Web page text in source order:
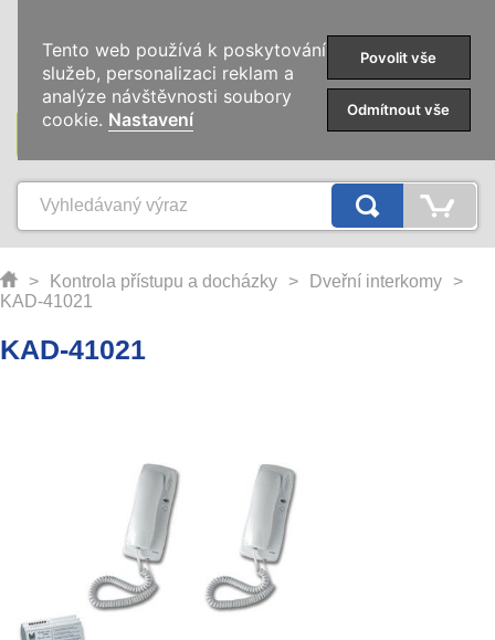
KATEGORIE
> Kontrola přístupu a docházky > Dveřní interkomy
>
KAD-41021
KAD-41021
Tento web používá k poskytování
služeb, personalizaci reklam a
analýze návštěvnosti soubory
cookie. Nastavení
Povolit vše
Odmítnout vše